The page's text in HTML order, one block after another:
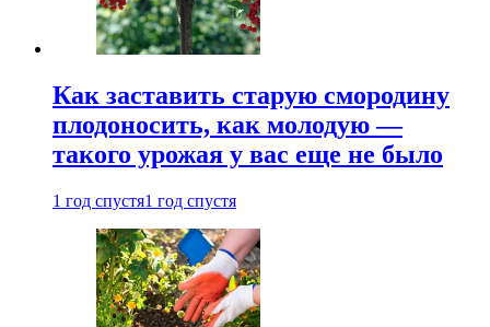
Как заставить старую смородину
плодоносить, как молодую —
такого урожая у вас еще не было
1 год спустя1 год спустя